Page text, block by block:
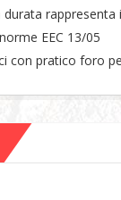
EEC 13/05
con pratico foro